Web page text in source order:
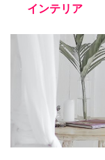
インテリア